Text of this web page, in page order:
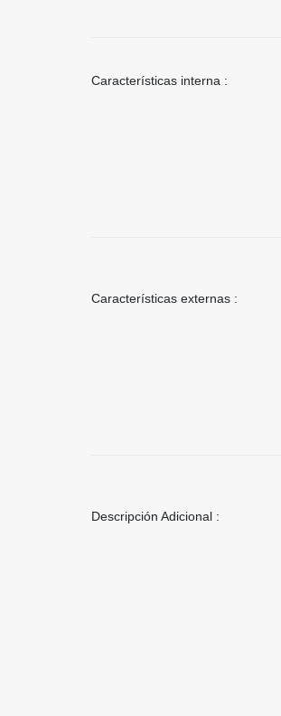
Características interna :
Características externas :
Descripción Adicional :